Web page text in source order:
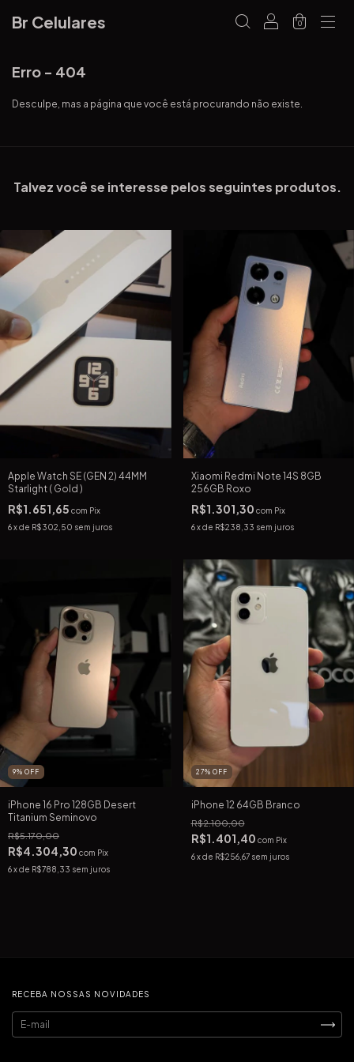
Br Celulares 0
Erro - 404
Desculpe, mas a página que você está procurando não existe.
Talvez você se interesse pelos seguintes produtos.
Apple Watch SE (GEN 2) 44MM
Starlight ( Gold )
R$1.651,65 com Pix
6x de R$302,50 sem juros
Xiaomi Redmi Note 14S 8GB
256GB Roxo
R$1.301,30 com Pix
6 x de R$238,33 sem juros
9% OFF
iPhone 16 Pro 128GB Desert
Titanium Seminovo
R$5.170,00
R$4.304,30 com Pix
6x de R$788,33 sem juros
27% OFF
iPhone 12 64GB Branco
R$2.100,00
R$1.401,40 com Pix
6 x de R$256,67 sem juros
RECEBA NOSSAS NOVIDADES